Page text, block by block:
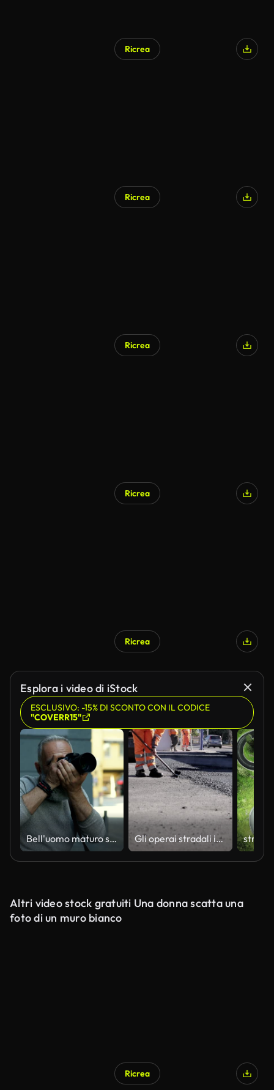
Ricrea
Ricrea
Ricrea
Ricrea
Ricrea
Esplora i video di iStock
ESCLUSIVO: -15% DI SCONTO CON IL CODICE
"COVERR15"
Bell'uomo maturo sorridente mentre fotografa all'aperto Gli operai stradali in indumenti protettivi stanno riparando la superficie asfaltata delle strade con asfalto caldo, primo piano sui piedi dei lavoratori, rallentatore
Altri video stock gratuiti Una donna scatta una
foto di un muro bianco
Ricrea